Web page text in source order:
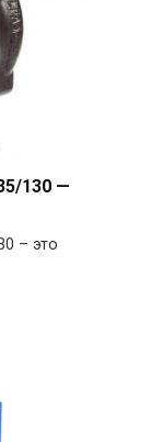
130 —
– это